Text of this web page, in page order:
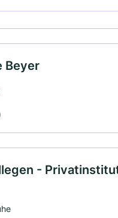
Beyer
-